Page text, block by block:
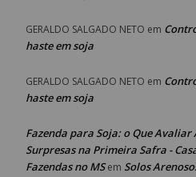
GERALDO SALGADO NETO em
haste em soja
GERALDO SALGADO NETO em
haste em soja
Fazenda para Soja: o Que
Surpresas na Primeira Safra -
Fazendas no MSem Solos